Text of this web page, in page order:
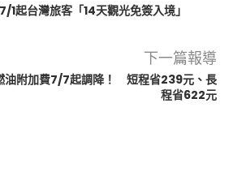
起台灣旅客「14天觀光免簽入境」
下一篇報導
油附加費7/7起調降！ 短程省239元、長
程省622元